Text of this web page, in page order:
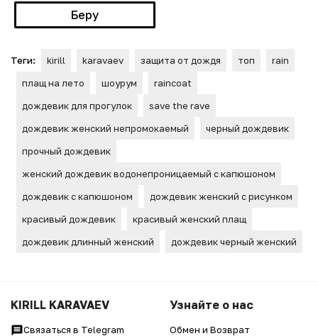
Беру
Теги: kirill karavaev защита от дождя топ
rain
плащ на лето
шоурум
raincoat
дождевик для прогулок
save the rave
дождевик женский непромокаемый
черный дождевик
прочный дождевик
женский дождевик водонепроницаемый с капюшоном
дождевик с капюшоном
дождевик женский с рисунком
красивый дождевик
красивый женский плащ
дождевик длинный женский
дождевик черный женский
KIRILL KARAVAEV
Связаться в Telegram
Узнайте о нас
Обмен и Возврат